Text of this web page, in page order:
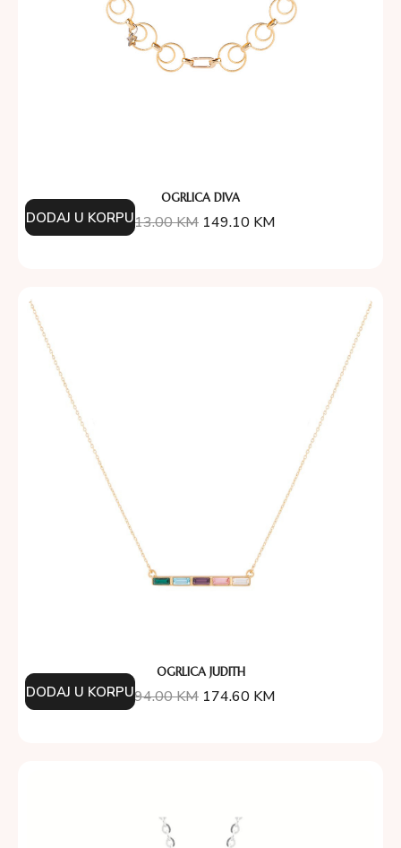
OGRLICA DIVA
213.00KM 149.10 KM
DODAJ U KORPU
OGRLICA JUDITH
194.00KM 174.60 KM
DODAJ U KORPU